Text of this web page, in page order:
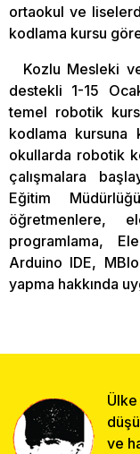
ortaokul ve
kodlama kursu
Kozlu Mesleki
destekli 1-15
temel robotik
kodlama kursuna
okullarda robotik
çalışmalara
Eğitim
öğretmenlere,
programlama,
Arduino IDE,
yapma hakkında
Ülke
ve